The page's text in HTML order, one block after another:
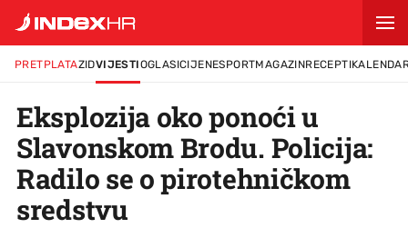
PRETPLATAZIDVIJESTIOGLASICIJENESPORTMAGAZINRECEPTI
Eksplozija oko ponoći u
Slavonskom Brodu. Policija:
Radilo se o pirotehničkom
sredstvu